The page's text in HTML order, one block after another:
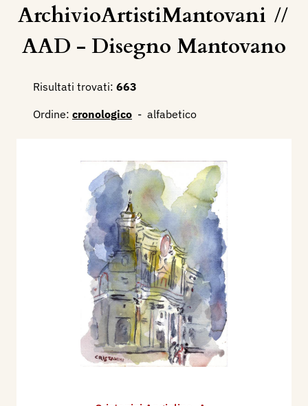
ArchivioArtistiMantovani //
AAD - Disegno Mantovano
Risultati trovati: 663
Ordine: cronologico - alfabetico